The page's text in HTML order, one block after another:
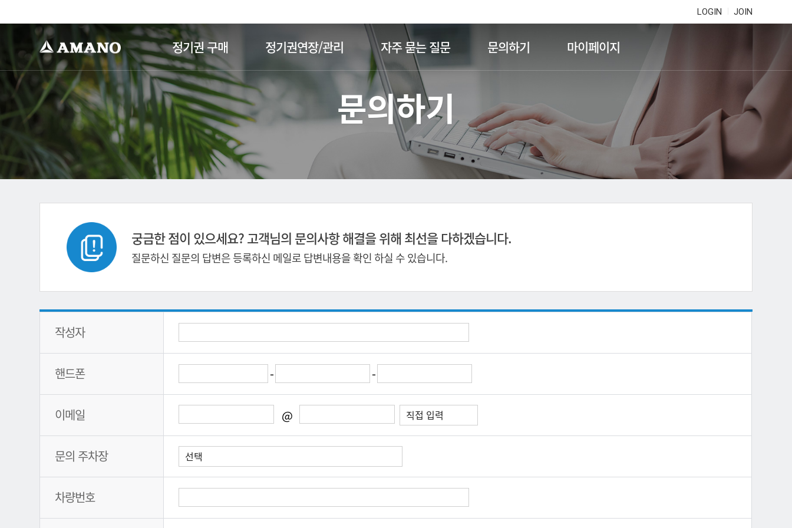
LOGIN JOIN
정기권 구매 정기권연장/관리 자주 묻는 질문 문의하기 마이페이지
문의하기
궁금한 점이 있으세요? 고객님의 문의사항 해결을 위해 최선을 다하겠습니다.
질문하신 질문의 답변은 등록하신 메일로 답변내용을 확인 하실 수 있습니다.
작성자
핸드폰 - -
이메일 @
문의 주차장
차량번호